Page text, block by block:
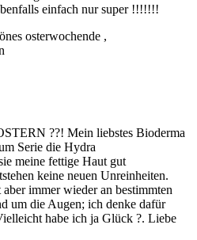
einfach nur super !!!!!!!
osterwochende ,
??! Mein liebstes Bioderma
Serie die Hydra
meine fettige Haut gut
keine neuen Unreinheiten.
immer wieder an bestimmten
um die Augen; ich denke dafür
habe ich ja Glück ?. Liebe